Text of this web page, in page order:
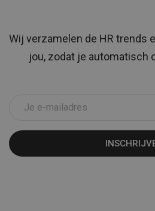
Wij verzamelen de HR trends
jou, zodat je automatisch